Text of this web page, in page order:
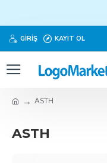
GIRIŞ KAYIT OL
ASTH
ASTH